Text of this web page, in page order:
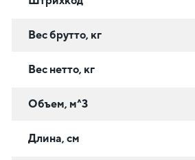
Вес брутто, кг
Вес нетто, кг
Объем, м^3
Длина, см